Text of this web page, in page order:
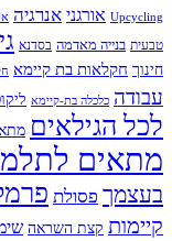
Upcycling אורגני אנרגיה
טבעית בנייה מאדמה בסדנא
חינוך חקלאות בת קיימא
עבודה כלכלה בת-קיימא
לכל הגילאים
מתאים
בעצמך פסולת
קיימות קצת השראה